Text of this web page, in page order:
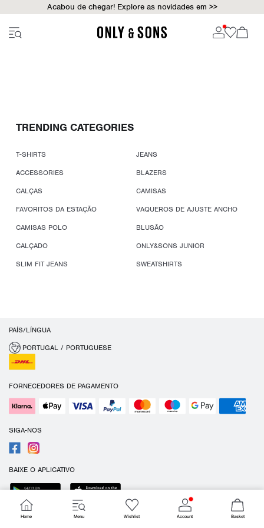
Acabou de chegar! Explore as novidades em >>
TRENDING CATEGORIES
T-SHIRTS
JEANS
ACCESSORIES
BLAZERS
CALÇAS
CAMISAS
FAVORITOS DA ESTAÇÃO
VAQUEROS DE AJUSTE ANCHO
CAMISAS POLO
BLUSÃO
CALÇADO
ONLY&SONS JUNIOR
SLIM FIT JEANS
SWEATSHIRTS
PAÍS/LÍNGUA
PORTUGAL / PORTUGUESE
FORNECEDORES DE PAGAMENTO
SIGA-NOS
BAIXE O APLICATIVO
Cookies
Home Menu Wishlist Account Basket